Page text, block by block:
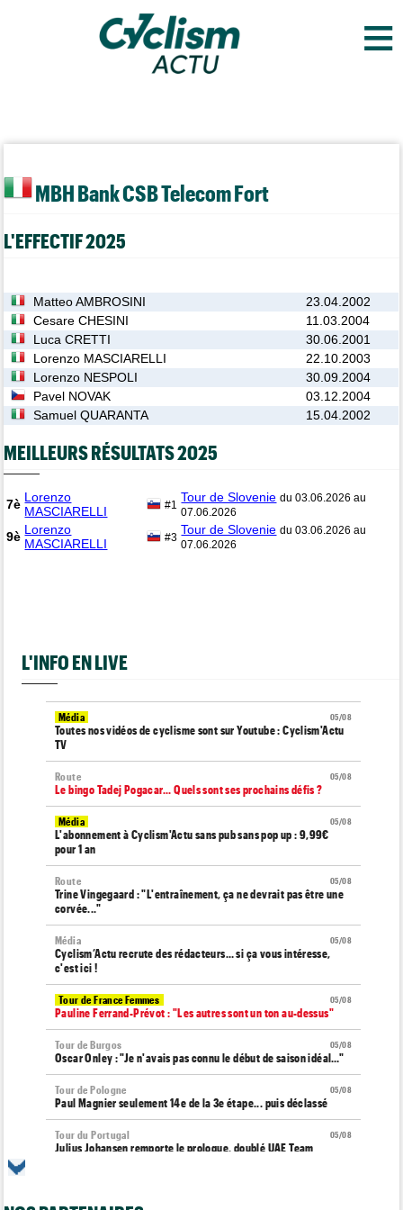
≡
MBH Bank CSB Telecom Fort
L'EFFECTIF 2025
Matteo AMBROSINI
23.04.2002
Cesare CHESINI
11.03.2004
Luca CRETTI
30.06.2001
Lorenzo MASCIARELLI
22.10.2003
Lorenzo NESPOLI
30.09.2004
Pavel NOVAK
03.12.2004
Samuel QUARANTA
15.04.2002
MEILLEURS RÉSULTATS 2025
7è Lorenzo
MASCIARELLI
#1
Tour de Slovenie du 03.06.2026 au
07.06.2026
9è Lorenzo
MASCIARELLI
#3
Tour de Slovenie du 03.06.2026 au
07.06.2026
L'INFO EN LIVE
05/08
Média
Toutes nos vidéos de cyclisme sont sur Youtube : Cyclism'Actu
TV
05/08
Route
Le bingo Tadej Pogacar... Quels sont ses prochains défis ?
05/08
Média
L'abonnement à Cyclism'Actu sans pub sans pop up : 9,99€
pour 1 an
05/08
Route
Trine Vingegaard : "L'entraînement, ça ne devrait pas être une
corvée..."
05/08
Média
Cyclism’Actu recrute des rédacteurs… si ça vous intéresse,
c'est ici !
05/08
Tour de France Femmes
Pauline Ferrand-Prévot : "Les autres sont un ton au-dessus"
05/08
Tour de Burgos
Oscar Onley : "Je n'avais pas connu le début de saison idéal…"
05/08
Tour de Pologne
Paul Magnier seulement 14e de la 3e étape... puis déclassé
05/08
Tour du Portugal
Julius Johansen remporte le prologue, doublé UAE Team
Marlen Reusser : "C'était différent du Mont Ventoux..."